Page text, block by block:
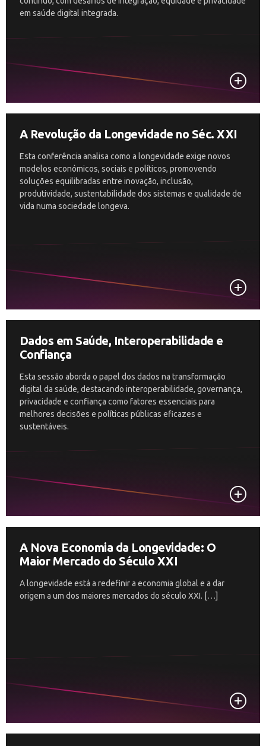
em saúde digital integrada.
A Revolução da Longevidade no Séc. XXI
Esta conferência analisa como a longevidade exige novos
modelos económicos, sociais e políticos, promovendo
soluções equilibradas entre inovação, inclusão,
produtividade, sustentabilidade dos sistemas e qualidade de
vida numa sociedade longeva.
Dados em Saúde, Interoperabilidade e
Confiança
Esta sessão aborda o papel dos dados na transformação
digital da saúde, destacando interoperabilidade, governança,
privacidade e confiança como fatores essenciais para
melhores decisões e políticas públicas eficazes e
sustentáveis.
A Nova Economia da Longevidade: O
Maior Mercado do Século XXI
A longevidade está a redefinir a economia global e a dar
origem a um dos maiores mercados do século XXI. […]